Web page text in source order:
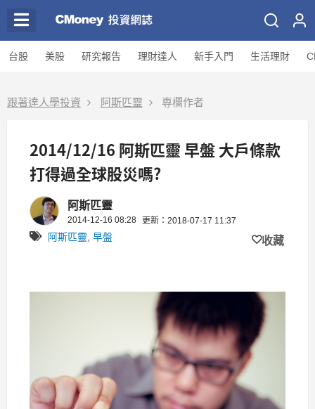
台股 美股 研究報告 理財達人 新手入門 生活理財
跟著達人學投資 阿斯匹靈 專欄作者
2014/12/16 阿斯匹靈 早盤 大戶條款
打得過全球股災嗎?
阿斯匹靈
2014-12-16 08:28 更新：2018-07-17 11:37
阿斯匹靈 早盤 收藏